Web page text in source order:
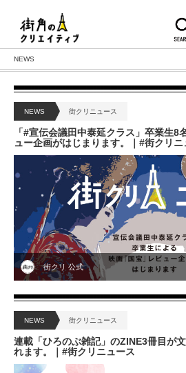
NEWS
NEWS 街クリニュース
「#宣伝会議田中泰延クラス」卒業生8
ュー企画がはじまります。｜#街クリニ
街クリ 公式
NEWS 街クリニュース
連載「ひろのぶ雑記」のZINE3冊目が
れます。｜#街クリニュース